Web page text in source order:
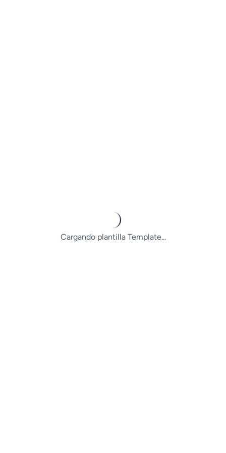
Cargando plantilla Template...